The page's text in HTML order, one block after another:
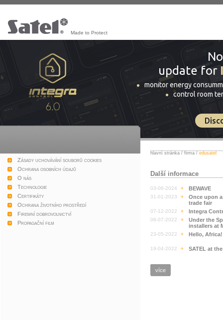
Made to Protect
update for
monitor energy
control room
Zásady uchovávání souborů cookies
Ochrana osobních údajů
O nás
Technologie
Certifikáty
Ochrana životního prostředí
Firemní dobrovolnictví
Propagační film
hlavní stránka / firma / edusatel
Další informace
03-06-2024 BEWAVE
31-01-2023
Once upon a
trade fair
07-12-2022 Integra
08-07-2022
Under the
installers at
23-05-2022 Hello,
19-04-2022 SATEL at
více